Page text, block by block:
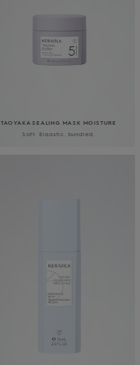
TAOYAKA SEALING MASK MOISTURE
Soft. Elaastic. bundled.